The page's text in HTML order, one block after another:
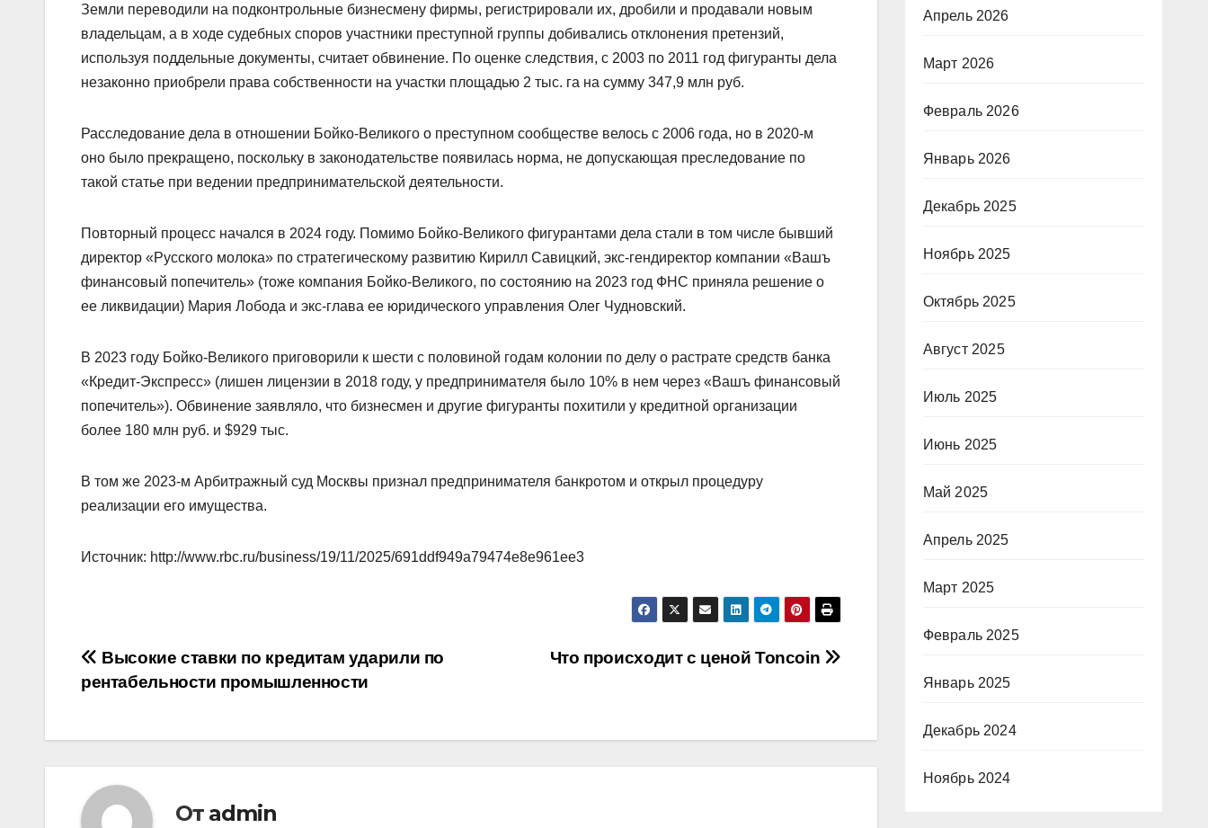
Земли переводили на подконтрольные бизнесмену фирмы, регистрировали их, дробили и продавали новым
владельцам, а в ходе судебных споров участники преступной группы добивались отклонения претензий,
используя поддельные документы, считает обвинение. По оценке следствия, с 2003 по 2011 год фигуранты дела
незаконно приобрели права собственности на участки площадью 2 тыс. га на сумму 347,9 млн руб.
Расследование дела в отношении Бойко-Великого о преступном сообществе велось с 2006 года, но в 2020-м
оно было прекращено, поскольку в законодательстве появилась норма, не допускающая преследование по
такой статье при ведении предпринимательской деятельности.
Повторный процесс начался в 2024 году. Помимо Бойко-Великого фигурантами дела стали в том числе бывший
директор «Русского молока» по стратегическому развитию Кирилл Савицкий, экс-гендиректор компании «Вашъ
финансовый попечитель» (тоже компания Бойко-Великого, по состоянию на 2023 год ФНС приняла решение о
ее ликвидации) Мария Лобода и экс-глава ее юридического управления Олег Чудновский.
В 2023 году Бойко-Великого приговорили к шести с половиной годам колонии по делу о растрате средств банка
«Кредит-Экспресс» (лишен лицензии в 2018 году, у предпринимателя было 10% в нем через «Вашъ финансовый
попечитель»). Обвинение заявляло, что бизнесмен и другие фигуранты похитили у кредитной организации
более 180 млн руб. и $929 тыс.
В том же 2023-м Арбитражный суд Москвы признал предпринимателя банкротом и открыл процедуру
реализации его имущества.
Источник: http://www.rbc.ru/business/19/11/2025/691ddf949a79474e8e961ee3
Навигация
по
записям
Что происходит с ценой Toncoin
Высокие ставки по кредитам ударили по
рентабельности промышленности
От admin
Апрель 2026
Март 2026
Февраль 2026
Январь 2026
Декабрь 2025
Ноябрь 2025
Октябрь 2025
Август 2025
Июль 2025
Июнь 2025
Май 2025
Апрель 2025
Март 2025
Февраль 2025
Январь 2025
Декабрь 2024
Ноябрь 2024